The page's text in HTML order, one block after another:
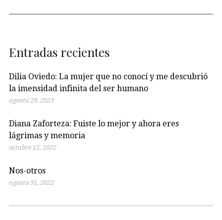
Entradas recientes
Dilia Oviedo: La mujer que no conocí y me descubrió
la imensidad infinita del ser humano
agosto 29, 2023
Diana Zaforteza: Fuiste lo mejor y ahora eres
lágrimas y memoria
octubre 12, 2022
Nos-otros
agosto 31, 2022